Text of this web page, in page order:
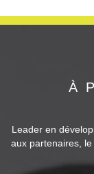
À
Leader en
aux partenaires,